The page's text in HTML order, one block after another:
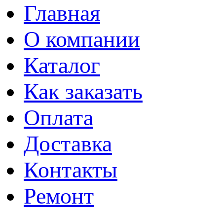
Главная
О компании
Каталог
Как заказать
Оплата
Доставка
Контакты
Ремонт